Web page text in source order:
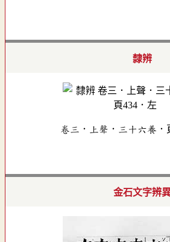
隸辨
卷三．上聲．三十六養．
金石文字辨